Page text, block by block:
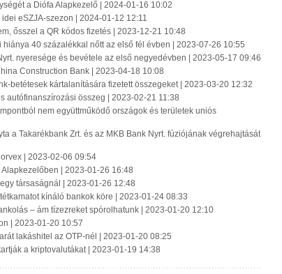
a Diófa Alapkezelő | 2024-01-16 10:02
eSZJA-szezon | 2024-01-12 12:11
ősszel a QR kódos fizetés | 2023-12-21 10:48
40 százalékkal nőtt az első fél évben | 2023-07-26 10:55
nyeresége és bevétele az első negyedévben | 2023-05-17 09:46
Construction Bank | 2023-04-18 10:08
betétesek kártalanítására fizetett összegeket | 2023-03-20 12:32
autófinanszírozási összeg | 2023-02-21 11:38
nem együttműködő országok és területek uniós
a Takarékbank Zrt. és az MKB Bank Nyrt. fúziójának végrehajtását
| 2023-02-06 09:54
Alapkezelőben | 2023-01-26 16:48
társaságnál | 2023-01-26 12:48
kínáló bankok köre | 2023-01-24 08:33
– ám tízezreket spórolhatunk | 2023-01-20 12:10
| 2023-01-20 10:57
lakáshitel az OTP-nél | 2023-01-20 08:25
a kriptovalutákat | 2023-01-19 14:38